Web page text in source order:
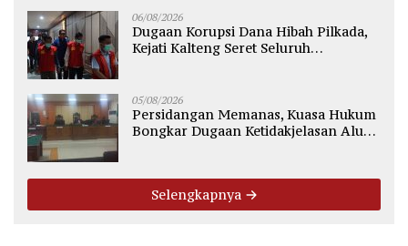
06/08/2026
Dugaan Korupsi Dana Hibah Pilkada,
Kejati Kalteng Seret Seluruh
05/08/2026
Persidangan Memanas, Kuasa Hukum
Bongkar Dugaan Ketidakjelasan Alur
Selengkapnya